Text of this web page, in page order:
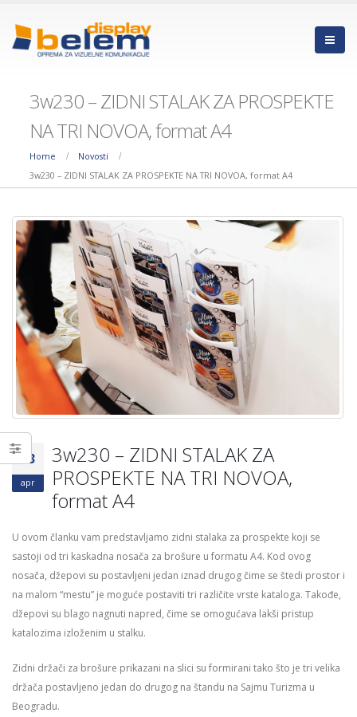
3w230 – ZIDNI STALAK ZA PROSPEKTE
NA TRI NOVOA, format A4
Home
Novosti
3w230 – ZIDNI STALAK ZA PROSPEKTE NA TRI NOVOA, format A4
23
apr
3w230 – ZIDNI STALAK ZA
PROSPEKTE NA TRI NOVOA,
format A4
U ovom članku vam predstavljamo zidni stalaka za prospekte koji se
sastoji od tri kaskadna nosača za brošure u formatu A4. Kod ovog
nosača, džepovi su postavljeni jedan iznad drugog čime se štedi prostor i
na malom “mestu” je moguće postaviti tri različite vrste kataloga. Takođe,
džepovi su blago nagnuti napred, čime se omogućava lakši pristup
katalozima izloženim u stalku.
Zidni držači za brošure prikazani na slici su formirani tako što je tri velika
držača postavljeno jedan do drugog na štandu na Sajmu Turizma u
Beogradu.
RKLS610812 – KNJIGA
LISTAČ SA PLASTIČNIM
ORGANIZACIJA DOKUMENATA NA
JEDNOM MJESTU
01/07/2026
WINDMASTER SA
PUNJIVOM BAZOM –
idealno rješenje za
vanjsko oglašavanje u svim
vremenskim uslovima
18/06/2026
KP – VEĆA SIGURNOST UZ
04/06/2026
EFIKASNO RJEŠENJE
20/05/2026
STUB BARIJERA SA
23/04/2026
03/04/2026